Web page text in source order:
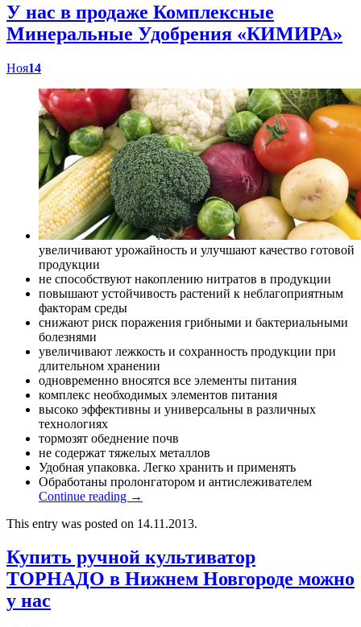
У нас в продаже Комплексные
Минеральные Удобрения «КИМИРА»
Ноя14
увеличивают урожайность и улучшают качество готовой
продукции
не способствуют накоплению нитратов в продукции
повышают устойчивость растений к неблагоприятным
факторам среды
снижают риск поражения грибными и бактериальными
болезнями
увеличивают лежкость и сохранность продукции при
длительном хранении
одновременно вносятся все элементы питания
комплекс необходимых элементов питания
высоко эффективны и универсальны в различных
технологиях
тормозят обеднение почв
не содержат тяжелых металлов
Удобная упаковка. Легко хранить и применять
Обработаны пролонгатором и антислеживателем
Continue reading →
This entry was posted on 14.11.2013.
Купить ручной культиватор
ТОРНАДО в Нижнем Новгороде можно
у нас